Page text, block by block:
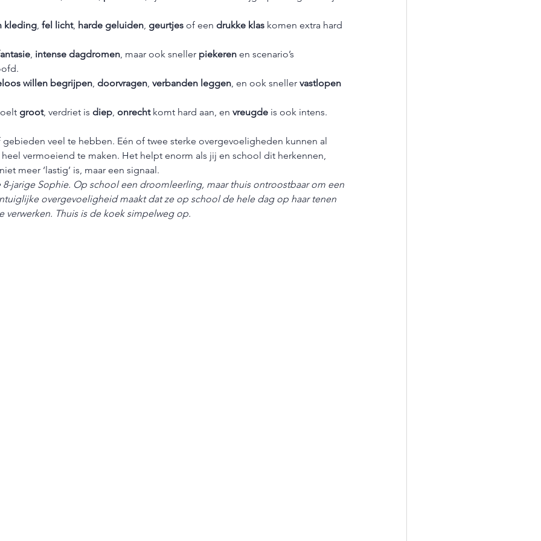
kleding, fel licht, harde geluiden, geurtjes of een drukke klas komen extra hard
, intense dagdromen, maar ook sneller piekeren en scenario’s
willen begrijpen, doorvragen, verbanden leggen, en ook sneller vastlopen
groot, verdriet is diep, onrecht komt hard aan, en vreugde is ook intens.
veel te hebben. Eén of twee sterke overgevoeligheden kunnen al
vermoeiend te maken. Het helpt enorm als jij en school dit herkennen,
meer ‘lastig’ is, maar een signaal.
jarige Sophie. Op school een droomleerling, maar thuis ontroostbaar om een
overgevoeligheid maakt dat ze op school de hele dag op haar tenen
verwerken. Thuis is de koek simpelweg op.